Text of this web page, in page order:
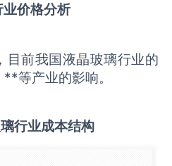
业价格分析
目前我国液晶玻璃行业的
等产业的影响。
行业成本结构